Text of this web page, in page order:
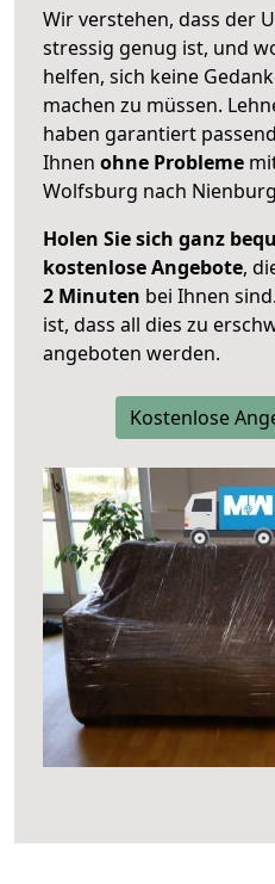
Wir verstehen, dass der
stressig genug ist, und
helfen, sich keine
machen zu müssen.
haben garantiert
Ihnen ohne Probleme
Wolfsburg nach
Holen Sie sich ganz
kostenlose Angebote,
2 Minuten bei Ihnen
ist, dass all dies zu
angeboten werden.
Kostenlose